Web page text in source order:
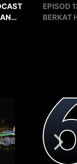
EPISOD
BERKAT